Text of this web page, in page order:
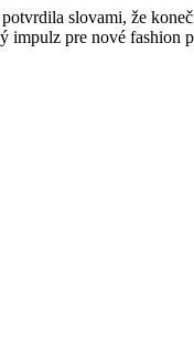
slovami, že
impulz pre nové fashion